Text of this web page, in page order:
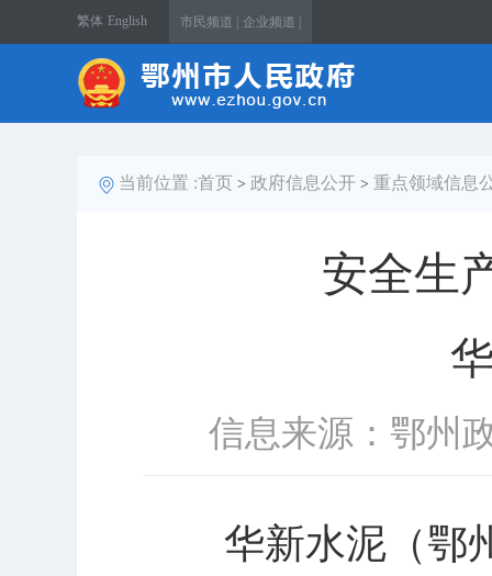
繁体 English 市民频道 | 企业频道 |
当前位置 :首页 > 政府信息公开 > 重点领域信息
安全生
信息来源：鄂州
华新水泥（鄂州